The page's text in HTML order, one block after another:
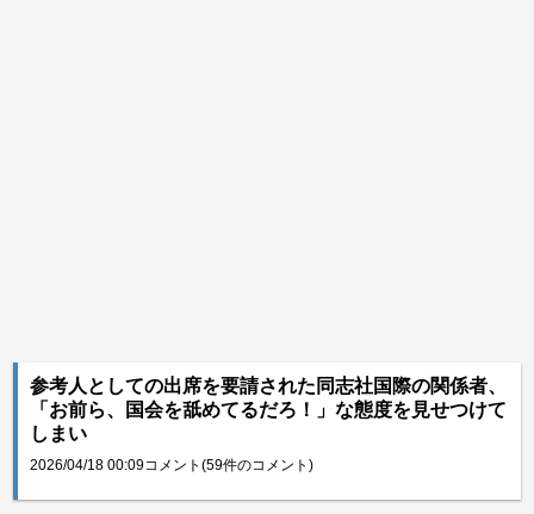
参考人としての出席を要請された同志社国際の関係者、
「お前ら、国会を舐めてるだろ！」な態度を見せつけて
しまい
2026/04/18 00:09コメント(59件のコメント)